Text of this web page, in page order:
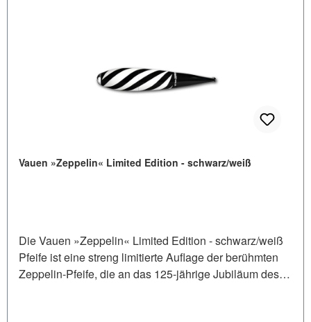
Vauen »Zeppelin« Limited Edition - schwarz/weiß
Die Vauen »Zeppelin« Limited Edition - schwarz/weiß
Pfeife ist eine streng limitierte Auflage der berühmten
Zeppelin-Pfeife, die an das 125-jährige Jubiläum des